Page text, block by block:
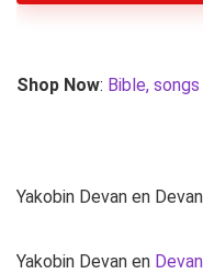
Shop Now: Bible,
Yakobin Devan en
Yakobin Devan en Devan